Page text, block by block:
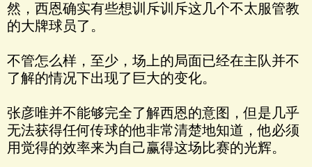
然，西恩确实有些想训斥训斥这几个不太服管教
的大牌球员了。
不管怎么样，至少，场上的局面已经在主队并不
了解的情况下出现了巨大的变化。
张彦唯并不能够完全了解西恩的意图，但是几乎
无法获得任何传球的他非常清楚地知道，他必须
用觉得的效率来为自己赢得这场比赛的光辉。